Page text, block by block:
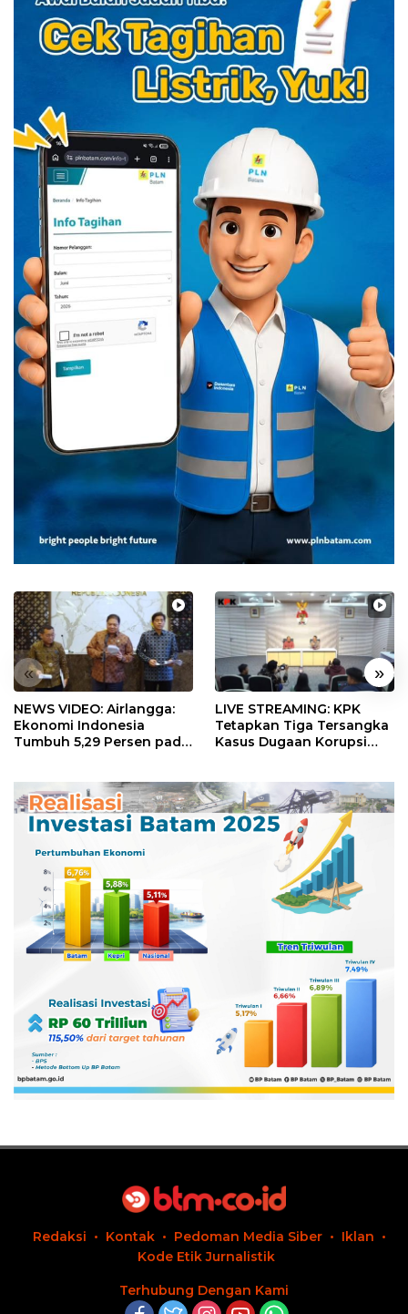
« »
NEWS VIDEO: Airlangga:
Ekonomi Indonesia
Tumbuh 5,29 Persen pada
LIVE STREAMING: KPK
Tetapkan Tiga Tersangka
Kasus Dugaan Korupsi
Redaksi Kontak Pedoman Media Siber
Iklan
Kode Etik Jurnalistik
Terhubung Dengan Kami